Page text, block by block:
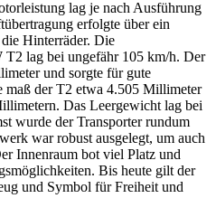
lag je nach Ausführung
erfolgte über ein
Hinterräder. Die
lag bei ungefähr 105 km/h. Der
und sorgte für gute
maß der T2 etwa 4.505 Millimeter
Das Leergewicht lag bei
wurde der Transporter rundum
war robust ausgelegt, um auch
Innenraum bot viel Platz und
Bis heute gilt der
und Symbol für Freiheit und